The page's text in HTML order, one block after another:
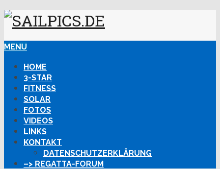
MENU
HOME
3-STAR
FITNESS
SOLAR
FOTOS
VIDEOS
LINKS
KONTAKT
DATENSCHUTZERKLÄRUNG
–> REGATTA-FORUM